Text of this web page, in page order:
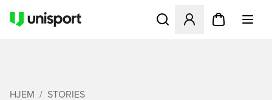
Åbner en Modal til at
HJEM STORIES